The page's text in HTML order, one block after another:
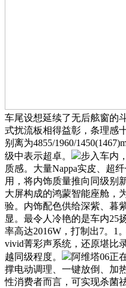
车尾设想延续了无后舷窗的
式扰流板相得益彰，条理感
别离为4855/1960/
级中表示超卓。
步入车内
质感。大量Nappa实皮、超
用，将内饰质量推向同级别
大屏构成的鸿蒙智能座舱，
验。内饰配色供给深紫、暮
显。最令人冷艳的是车内25
率高达2016W，打制出7。1
vivid菁彩声系统，还原堪比
越同级程度。
阿维塔06正
撑电动调理、一键放倒、加
性消费者而言，可实现杀菌